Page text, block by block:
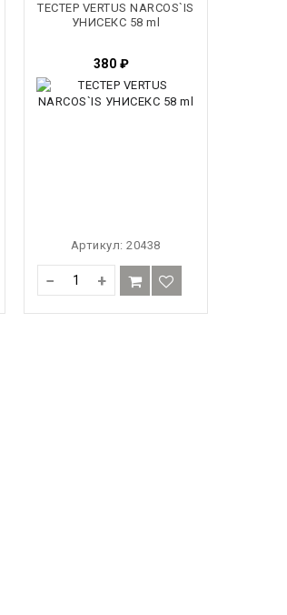
ТЕСТЕР VERTUS NARCOS`IS
УНИСЕКС 58 ml
380 ₽
Артикул:20438
− +